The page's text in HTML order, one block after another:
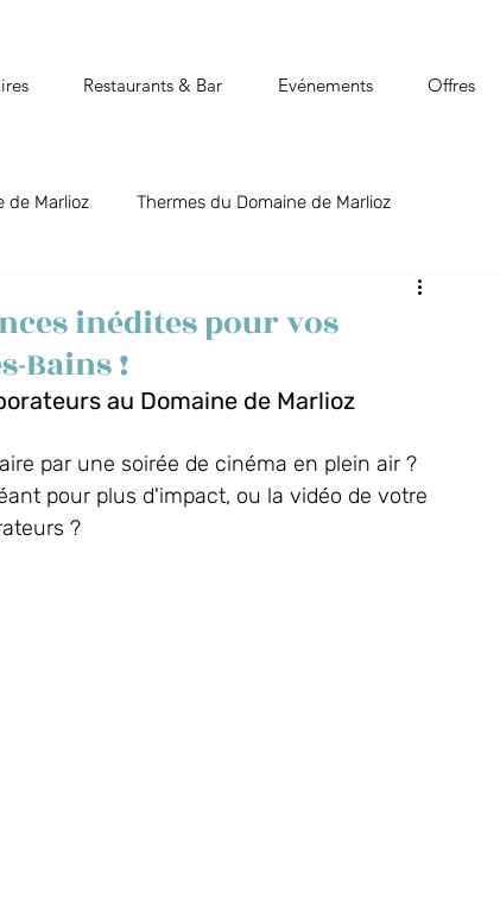
Restaurants & Bar Evénements Offres
de Marlioz Thermes du Domaine de Marlioz
Aix-les-Bains, Riviera des Alpes
La Guinguette du Séquoia Parc en Fêtes
inédites pour vos
Bains !
au Domaine de Marlioz
par une soirée de cinéma en plein air ?
pour plus d'impact, ou la vidéo de votre
?